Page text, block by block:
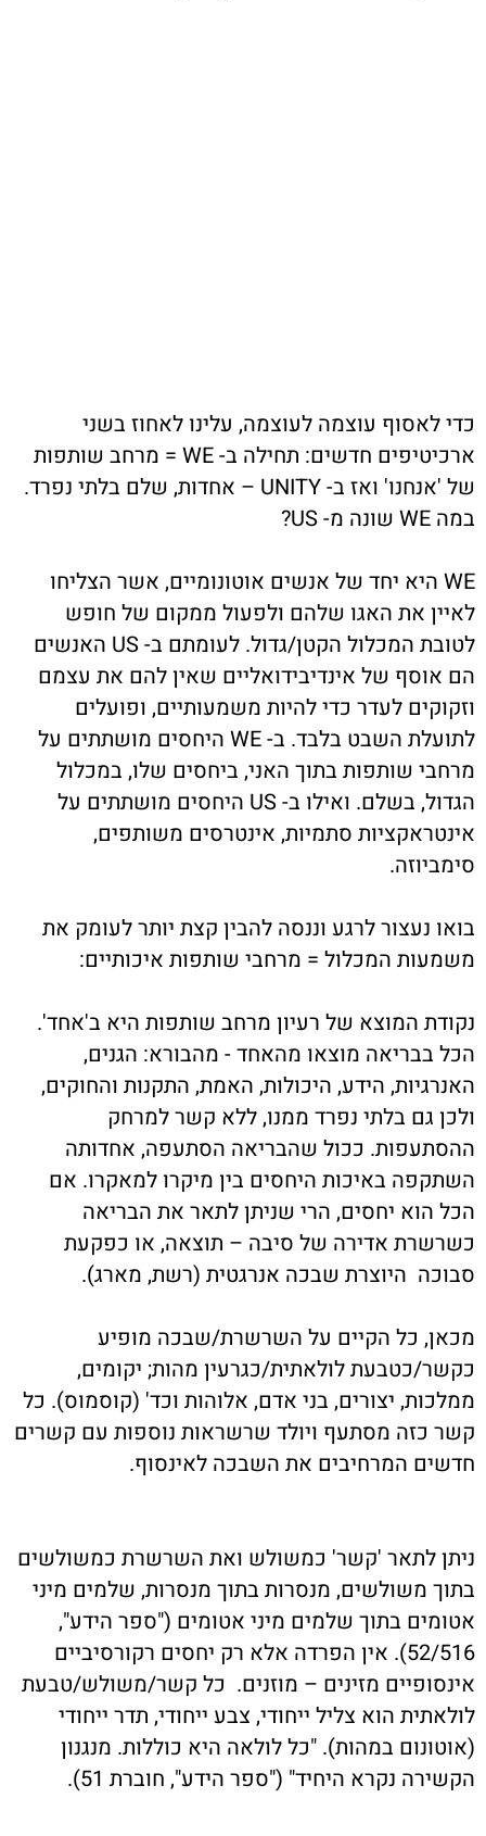
כדי לאסוף עוצמה לעוצמה, עלינו לאחוז בשני
ארכיטיפים חדשים: תחילה ב- WE = מרחב שותפות
של 'אנחנו' ואז ב- UNITY – אחדות, שלם בלתי נפרד.
במה WE שונה מ- US?
WE היא יחד של אנשים אוטונומיים, אשר הצליחו
לאיין את האגו שלהם ולפעול ממקום של חופש
לטובת המכלול הקטן/גדול. לעומתם ב- US האנשים
הם אוסף של אינדיבידואליים שאין להם את עצמם
וזקוקים לעדר כדי להיות משמעותיים, ופועלים
לתועלת השבט בלבד. ב- WE היחסים מושתתים על
מרחבי שותפות בתוך האני, ביחסים שלו, במכלול
הגדול, בשלם. ואילו ב- US היחסים מושתתים על
אינטראקציות סתמיות, אינטרסים משותפים,
סימביוזה.
בואו נעצור לרגע וננסה להבין קצת יותר לעומק את
משמעות המכלול = מרחבי שותפות איכותיים:
נקודת המוצא של רעיון מרחב שותפות היא ב'אחד'.
הכל בבריאה מוצאו מהאחד - מהבורא: הגנים,
האנרגיות, הידע, היכולות, האמת, התקנות והחוקים,
ולכן גם בלתי נפרד ממנו, ללא קשר למרחק
ההסתעפות. ככול שהבריאה הסתעפה, אחדותה
השתקפה באיכות היחסים בין מיקרו למאקרו. אם
הכל הוא יחסים, הרי שניתן לתאר את הבריאה
כשרשרת אדירה של סיבה – תוצאה, או כפקעת
סבוכה היוצרת שבכה אנרגטית (רשת, מארג).
מכאן, כל הקיים על השרשרת/שבכה מופיע
כקשר/כטבעת לולאתית/כגרעין מהות; יקומים,
ממלכות, יצורים, בני אדם, אלוהות וכד' (קוסמוס). כל
קשר כזה מסתעף ויולד שרשראות נוספות עם קשרים
חדשים המרחיבים את השבכה לאינסוף.
ניתן לתאר 'קשר' כמשולש ואת השרשרת כמשולשים
בתוך משולשים, מנסרות בתוך מנסרות, שלמים מיני
אטומים בתוך שלמים מיני אטומים ("ספר הידע",
52/516). אין הפרדה אלא רק יחסים רקורסיביים
אינסופיים מזינים – מוזנים. כל קשר/משולש/טבעת
לולאתית הוא צליל ייחודי, צבע ייחודי, תדר ייחודי
(אוטונום במהות). "כל לולאה היא כוללות. מנגנון
הקשירה נקרא היחיד" ("ספר הידע", חוברת 51).